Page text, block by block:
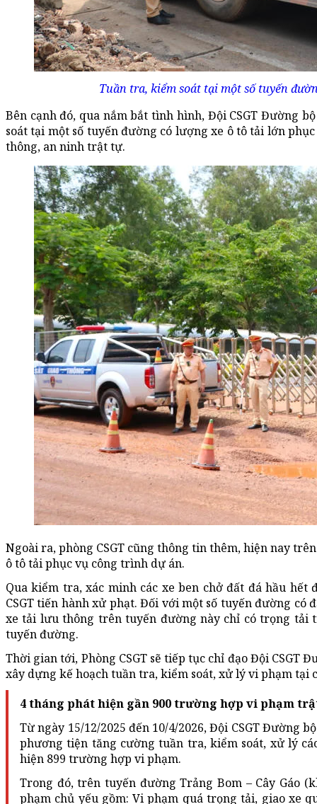
Tuần tra, kiểm soát tại một số tuyến
Bên cạnh đó, qua nắm bắt tình hình, Đội CSGT Đường
soát tại một số tuyến đường có lượng xe ô tô tải lớn
thông, an ninh trật tự.
Ngoài ra, phòng CSGT cũng thông tin thêm, hiện nay
ô tô tải phục vụ công trình dự án.
Qua kiểm tra, xác minh các xe ben chở đất đá hầu
CSGT tiến hành xử phạt. Đối với một số tuyến đường
xe tải lưu thông trên tuyến đường này chỉ có trọng
tuyến đường.
Thời gian tới, Phòng CSGT sẽ tiếp tục chỉ đạo Đội
xây dựng kế hoạch tuần tra, kiểm soát, xử lý vi phạm tại
4 tháng phát hiện gần 900 trường hợp vi phạm
Từ ngày 15/12/2025 đến 10/4/2026, Đội CSGT Đường
phương tiện tăng cường tuần tra, kiểm soát, xử lý
hiện 899 trường hợp vi phạm.
Trong đó, trên tuyến đường Trảng Bom – Cây Gáo
phạm chủ yếu gồm: Vi phạm quá trọng tải, giao xe